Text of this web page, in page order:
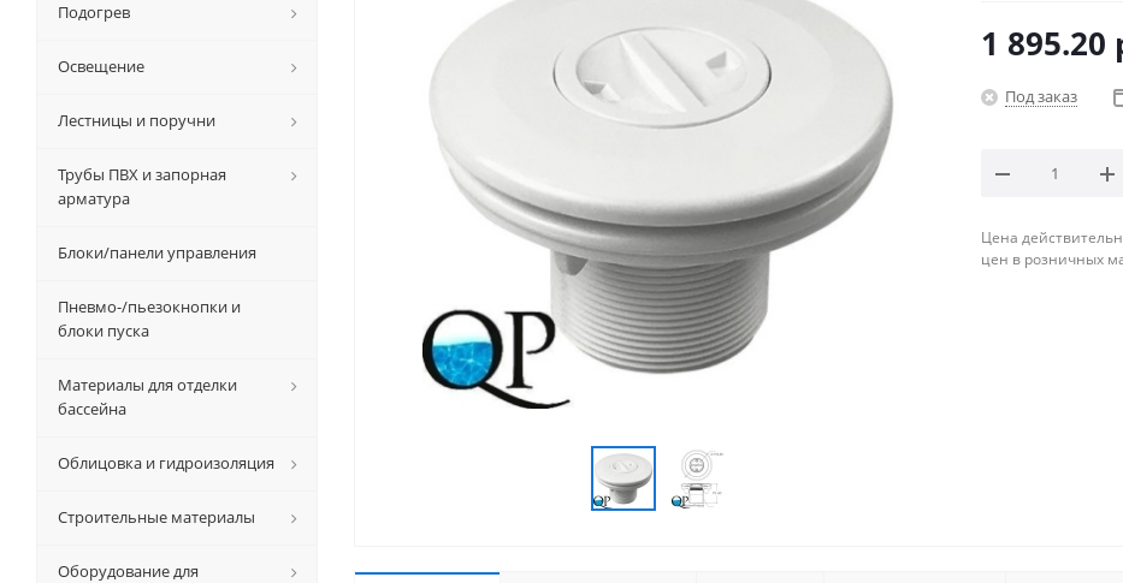
1 895.20
Под заказ
Цена
цен в розничных
Подогрев
Освещение
Лестницы и поручни
Трубы ПВХ и запорная
арматура
Блоки/панели управления
Пневмо-/пьезокнопки и
блоки пуска
Материалы для отделки
бассейна
Облицовка и гидроизоляция
Строительные материалы
Оборудование для